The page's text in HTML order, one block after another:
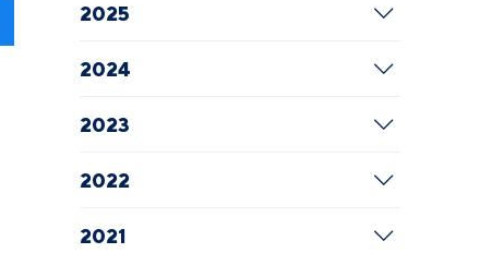
2025
2024
2023
2022
2021